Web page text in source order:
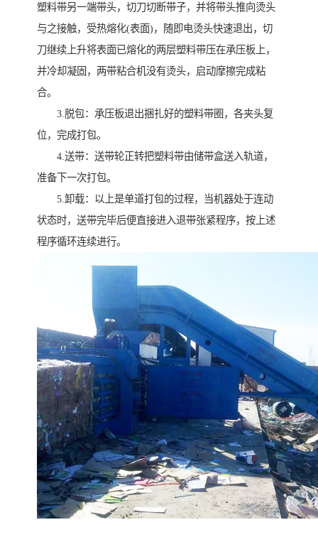
塑料带另一端带头，切刀切断带子，并将带头推向烫头
与之接触，受热熔化(表面)，随即电烫头快速退出，切
刀继续上升将表面已熔化的两层塑料带压在承压板上，
并冷却凝固，两带粘合机没有烫头，启动摩擦完成粘
合。
3.脱包：承压板退出捆扎好的塑料带圈，各夹头复
位，完成打包。
4.送带：送带轮正转把塑料带由储带盒送入轨道，
准备下一次打包。
5.卸载：以上是单道打包的过程，当机器处于连动
状态时，送带完毕后便直接进入退带张紧程序，按上述
程序循环连续进行。